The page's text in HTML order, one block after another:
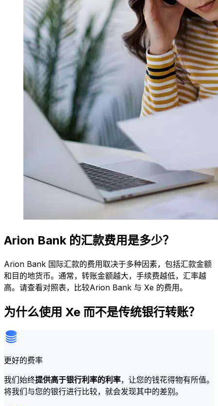
Arion Bank 的汇款费用是多少？
Arion Bank 国际汇款的费用取决于多种因素，包括汇款金额
和目的地货币。通常，转账金额越大，手续费越低，汇率越
高。请查看对照表，比较Arion Bank 与 Xe 的费用。
为什么使用 Xe 而不是传统银行转账？
更好的费率
我们始终提供高于银行利率的利率，让您的钱花得物有所值。
将我们与您的银行进行比较，就会发现其中的差别。